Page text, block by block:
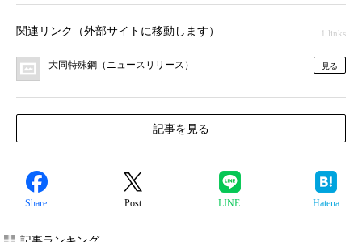
関連リンク（外部サイトに移動します） 1 links
大同特殊鋼（ニュースリリース） 見る
記事を見る
Share Post LINE Hatena